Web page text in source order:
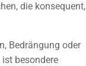
die konsequent,
Bedrängung oder
besondere